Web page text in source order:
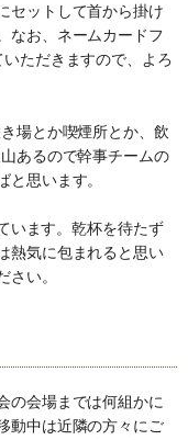
セットして首から掛け
なお、ネームカードフ
ただきますので、よろ
場とか喫煙所とか、飲
あるので幹事チームの
と思います。
います。乾杯を待たず
熱気に包まれると思い
さい。
の会場までは何組かに
動中は近隣の方々にご